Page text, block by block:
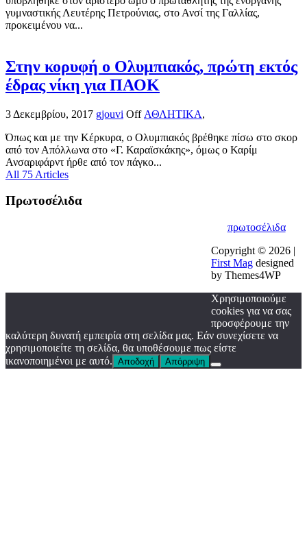
γυμναστικής Λευτέρης Πετρούνιας, στο Ανσί της Γαλλίας,
προκειμένου να...
Στην κορυφή ο Ολυμπιακός, πρώτη εκτός
έδρας νίκη για ΠΑΟΚ
3 Δεκεμβρίου, 2017 gjouvi Off ΑΘΛΗΤΙΚΑ,
Όπως και με την Κέρκυρα, ο Ολυμπιακός βρέθηκε πίσω στο σκορ
από τον Απόλλωνα στο «Γ. Καραϊσκάκης», όμως ο Καρίμ
Ανσαριφάρντ ήρθε από τον πάγκο...
All 75 Articles
Πρωτοσέλιδα
πρωτοσέλιδα
Copyright © 2026 |
First Mag designed
by Themes4WP
Χρησιμοποιούμε
cookies για να σας
προσφέρουμε την
καλύτερη δυνατή εμπειρία στη σελίδα μας. Εάν συνεχίσετε να
χρησιμοποιείτε τη σελίδα, θα υποθέσουμε πως είστε
ικανοποιημένοι με αυτό. Αποδοχή Απόρριψη